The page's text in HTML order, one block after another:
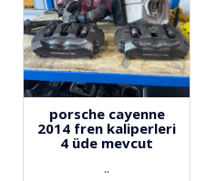
porsche cayenne
2014 fren kaliperleri
4 üde mevcut
..